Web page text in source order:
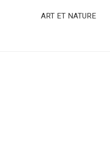
ART ET NATURE